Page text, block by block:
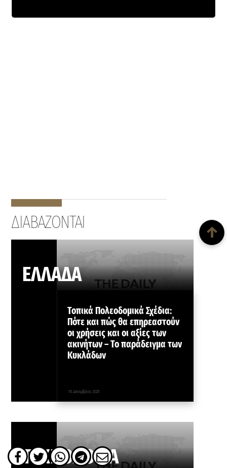
ΔΙΑΒΑΖΟΝΤΑΙ
ΕΛΛΑΔΑ
Τοπικά Πολεοδομικά Σχέδια:
Πότε και πώς θα επηρεαστούν
οι χρήσεις και οι αξίες των
ακινήτων – Το παράδειγμα των
Κυκλάδων
18 Δεκεμβρίου, 2025
ΤΕΧΝΟΛΟΓΙΑ
↑